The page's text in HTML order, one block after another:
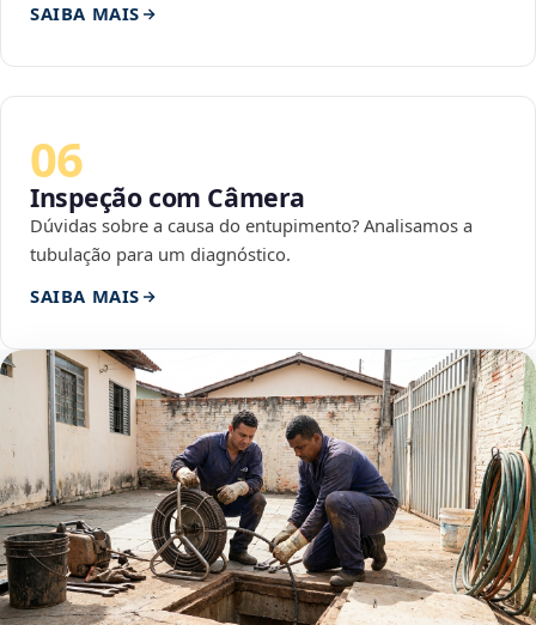
SAIBA MAIS
06
Inspeção com Câmera
Dúvidas sobre a causa do entupimento? Analisamos a
tubulação para um diagnóstico.
SAIBA MAIS